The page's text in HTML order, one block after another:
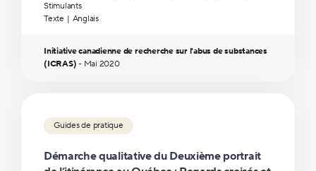
Stimulants
Texte
Anglais
Initiative canadienne de recherche sur l'abus de substances
(ICRAS) - Mai 2020
Guides de pratique
Démarche qualitative du Deuxième portrait